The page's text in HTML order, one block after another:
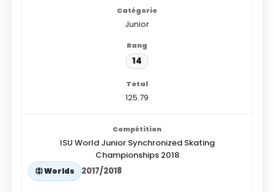
Junior
14
125.79
ISU World Junior Synchronized Skating
Championships 2018
Worlds 2017/2018